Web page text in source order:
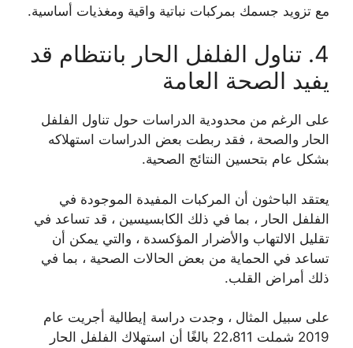
مع تزويد جسمك بمركبات نباتية واقية ومغذيات أساسية.
4. تناول الفلفل الحار بانتظام قد
يفيد الصحة العامة
على الرغم من محدودية الدراسات حول تناول الفلفل
الحار والصحة ، فقد ربطت بعض الدراسات استهلاكه
بشكل عام بتحسين النتائج الصحية.
يعتقد الباحثون أن المركبات المفيدة الموجودة في
الفلفل الحار ، بما في ذلك الكابسيسين ، قد تساعد في
تقليل الالتهاب والأضرار المؤكسدة ، والتي يمكن أن
تساعد في الحماية من بعض الحالات الصحية ، بما في
ذلك أمراض القلب.
على سبيل المثال ، وجدت دراسة إيطالية أجريت عام
2019 شملت 22،811 بالغًا أن استهلاك الفلفل الحار